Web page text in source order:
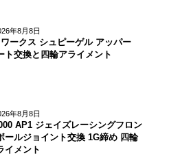
年8月8日
ークス シュピーゲル アッパー
ト交換と四輪アライメント
年8月8日
AP1 ジェイズレーシングフロン
ールジョイント交換 1G締め 四輪
イメント